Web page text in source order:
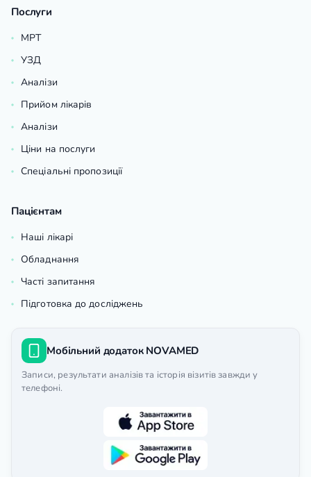
Послуги
МРТ
УЗД
Аналізи
Прийом лікарів
Аналізи
Ціни на послуги
Спеціальні пропозиції
Пацієнтам
Наші лікарі
Обладнання
Часті запитання
Підготовка до досліджень
Мобільний додаток NOVAMED
Записи, результати аналізів та історія візитів завжди у
телефоні.